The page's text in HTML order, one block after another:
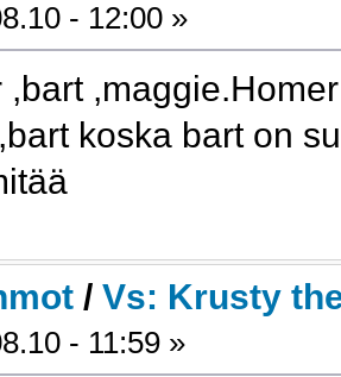
- 12:00 »
,bart
koska bart on
/Vs: Krusty
- 11:59 »